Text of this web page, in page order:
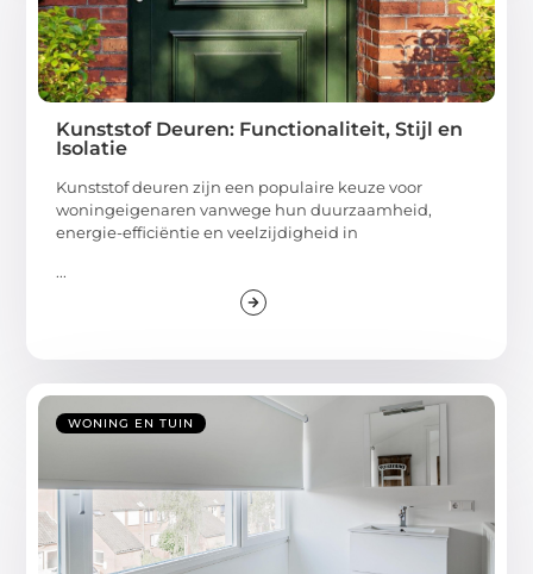
Kunststof Deuren: Functionaliteit, Stijl en
Isolatie
Kunststof deuren zijn een populaire keuze voor
woningeigenaren vanwege hun duurzaamheid,
energie-efficiëntie en veelzijdigheid in
...
WONING EN TUIN